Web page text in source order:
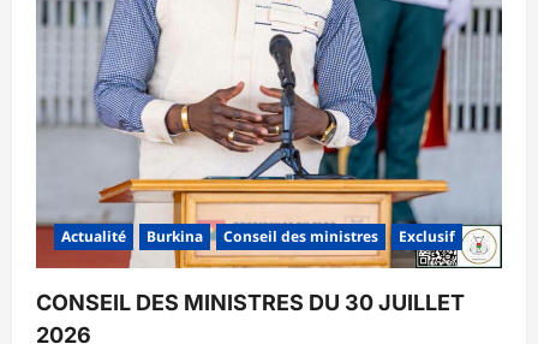
Actualité Burkina Conseil des ministres Exclusif
CONSEIL DES MINISTRES DU 30 JUILLET
2026